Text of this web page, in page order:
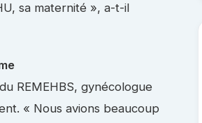
sa maternité », a-t-il
REMEHBS, gynécologue
« Nous avions beaucoup